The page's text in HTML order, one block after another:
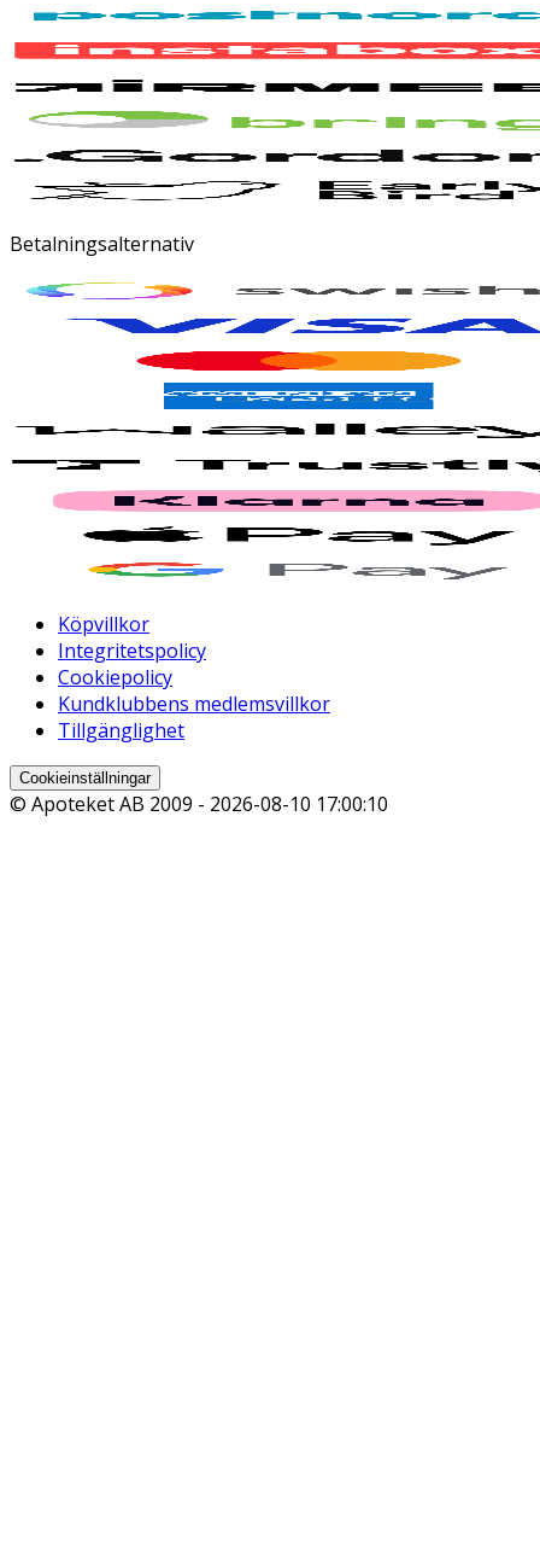
Betalningsalternativ
Köpvillkor
Integritetspolicy
Cookiepolicy
Kundklubbens medlemsvillkor
Tillgänglighet
Cookieinställningar
© Apoteket AB 2009 - 2026-08-10 17:00:10